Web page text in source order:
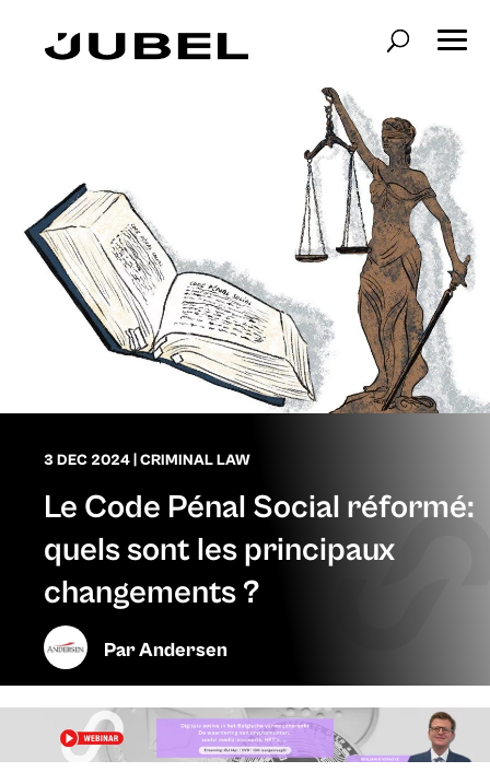
3 DEC 2024 CRIMINAL LAW
Le Code Pénal Social réformé:
quels sont les principaux
changements ?
ParAndersen